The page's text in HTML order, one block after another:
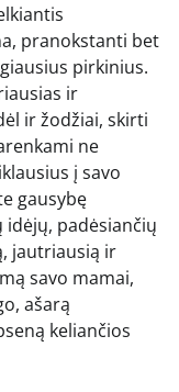
pranokstanti bet
pirkinius.
ir
ir žodžiai, skirti
ne
į savo
gausybę
padėsiančių
jautriausią ir
savo mamai,
ašarą
keliančios